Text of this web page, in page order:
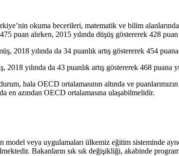
okuma becerileri, matematik ve bilim alanlarında
puan alırken, 2015 yılında düşüş göstererek 428
2018 yılında da 34 puanlık artış göstererek 454
yılında da 43 puanlık artış göstererek 468 puana
hala OECD ortalamasının altında ve
en azından OECD ortalamasına ulaşabilmelidir.
veya uygulamaları ülkemiz eğitim sisteminde
Bakanların sık sık değişikliği, akabinde